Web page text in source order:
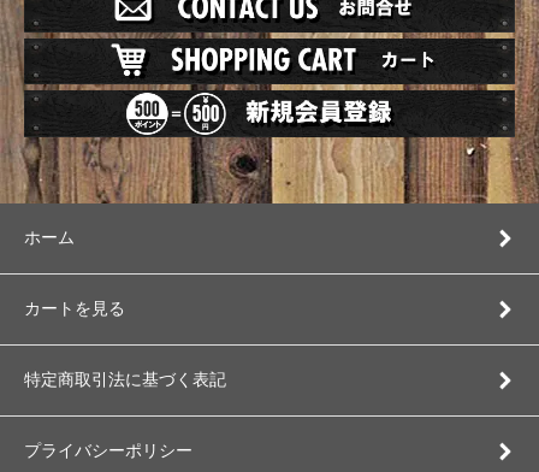
ホーム
カートを見る
特定商取引法に基づく表記
プライバシーポリシー